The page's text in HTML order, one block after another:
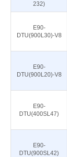
232)
E90-
DTU(900L30)-V8
E90-
DTU(900L20)-V8
E90-
DTU(400SL47)
E90-
DTU(900SL42)